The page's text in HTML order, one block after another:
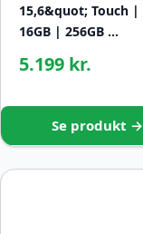
15,6&quot; Touch |
16GB | 256GB …
5.199 kr.
Se produkt →